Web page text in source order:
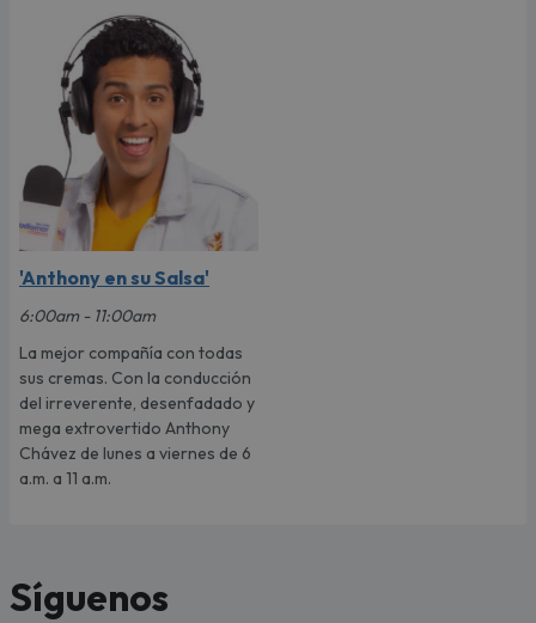
'Anthony en su Salsa'
6:00am - 11:00am
La mejor compañía con todas
sus cremas. Con la conducción
del irreverente, desenfadado y
mega extrovertido Anthony
Chávez de lunes a viernes de 6
a.m. a 11 a.m.
Síguenos